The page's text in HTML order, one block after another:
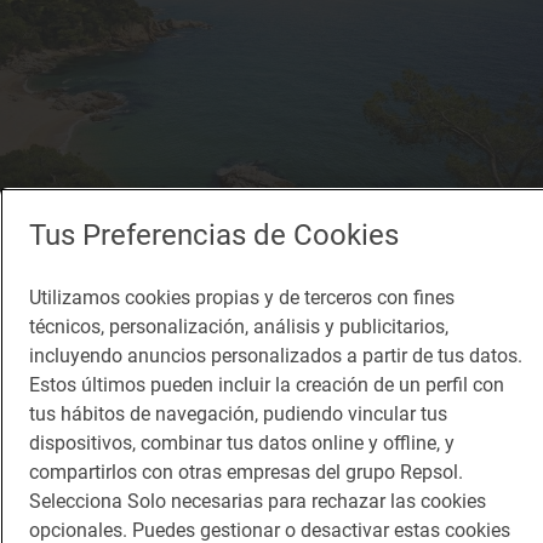
Diez escapadas a la playa que no podrás
olvidar
Top Ten
Tus Preferencias de Cookies
Utilizamos cookies propias y de terceros con fines
técnicos, personalización, análisis y publicitarios,
incluyendo anuncios personalizados a partir de tus datos.
Estos últimos pueden incluir la creación de un perfil con
tus hábitos de navegación, pudiendo vincular tus
dispositivos, combinar tus datos online y offline, y
compartirlos con otras empresas del grupo Repsol.
Selecciona Solo necesarias para rechazar las cookies
opcionales. Puedes gestionar o desactivar estas cookies